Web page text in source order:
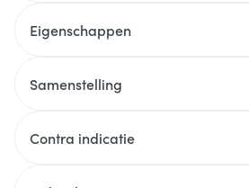
Eigenschappen
Samenstelling
Contra indicatie